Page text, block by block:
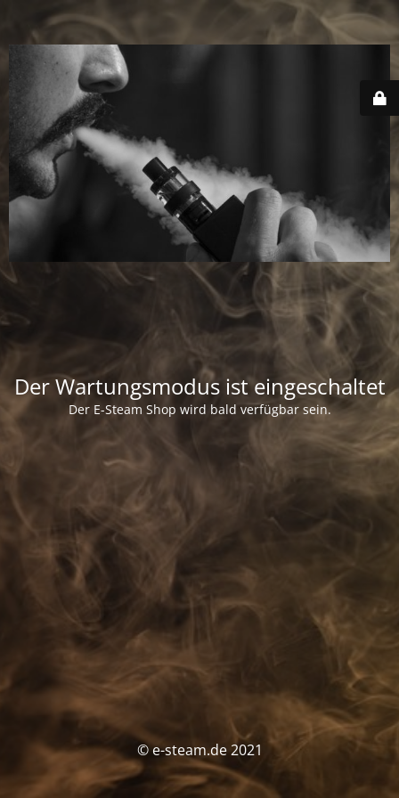
Der Wartungsmodus ist eingeschaltet
Der E-Steam Shop wird bald verfügbar sein.
© e-steam.de 2021